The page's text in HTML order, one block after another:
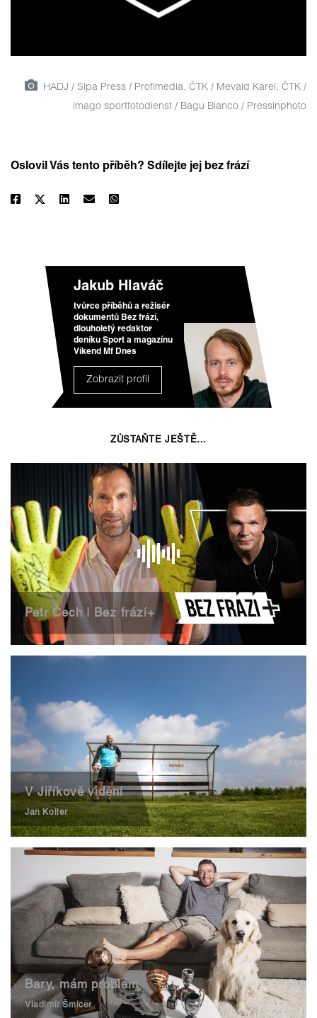
HADJ / Sipa Press / Profimedia, ČTK / Mevald Karel, ČTK /
imago sportfotodienst / Bagu Blanco / Pressinphoto
Oslovil Vás tento příběh? Sdílejte jej bez frází
Jakub Hlaváč
tvůrce příběhů a režisér
dokumentů Bez frází,
dlouholetý redaktor
deníku Sport a magazínu
Víkend Mf Dnes
Zobrazit profil
ZŮSTAŇTE JEŠTĚ…
Petr Čech | Bez frází+
V Jiříkově vidění
Jan Koller
Bary, mám problém
Vladimír Šmicer